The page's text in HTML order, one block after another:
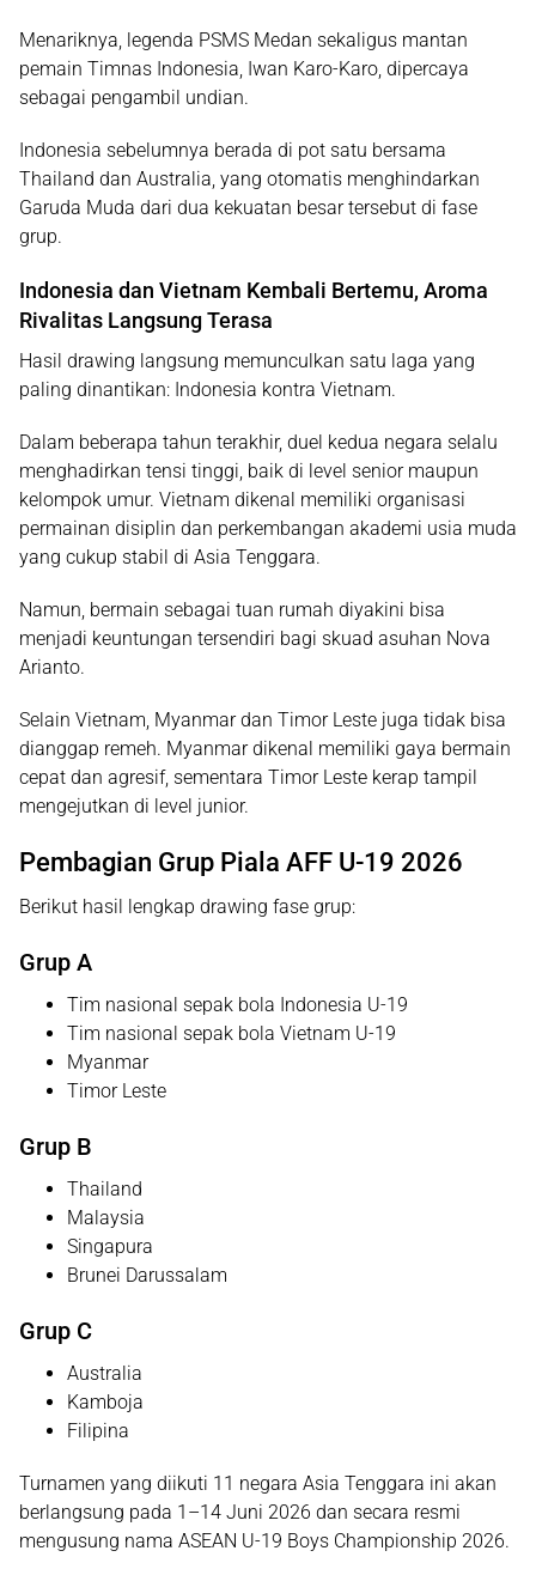
Menariknya, legenda PSMS Medan sekaligus mantan
pemain Timnas Indonesia, Iwan Karo-Karo , dipercaya
sebagai pengambil undian.
Indonesia sebelumnya berada di pot satu bersama
Thailand dan Australia, yang otomatis menghindarkan
Garuda Muda dari dua kekuatan besar tersebut di fase
grup.
Indonesia dan Vietnam Kembali Bertemu, Aroma
Rivalitas Langsung Terasa
Hasil drawing langsung memunculkan satu laga yang
paling dinantikan: Indonesia kontra Vietnam.
Dalam beberapa tahun terakhir, duel kedua negara selalu
menghadirkan tensi tinggi, baik di level senior maupun
kelompok umur. Vietnam dikenal memiliki organisasi
permainan disiplin dan perkembangan akademi usia muda
yang cukup stabil di Asia Tenggara.
Namun, bermain sebagai tuan rumah diyakini bisa
menjadi keuntungan tersendiri bagi skuad asuhan Nova
Arianto.
Selain Vietnam, Myanmar dan Timor Leste juga tidak bisa
dianggap remeh. Myanmar dikenal memiliki gaya bermain
cepat dan agresif, sementara Timor Leste kerap tampil
mengejutkan di level junior.
Pembagian Grup Piala AFF U-19 2026
Berikut hasil lengkap drawing fase grup:
Grup A
Tim nasional sepak bola Indonesia U-19
Tim nasional sepak bola Vietnam U-19
Myanmar
Timor Leste
Grup B
Thailand
Malaysia
Singapura
Brunei Darussalam
Grup C
Australia
Kamboja
Filipina
Turnamen yang diikuti 11 negara Asia Tenggara ini akan
berlangsung pada 1–14 Juni 2026 dan secara resmi
mengusung nama ASEAN U-19 Boys Championship 2026.